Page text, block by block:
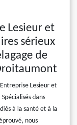
Lesieur et
sérieux
de
Lesieur et
dans
à la santé et à la
nous